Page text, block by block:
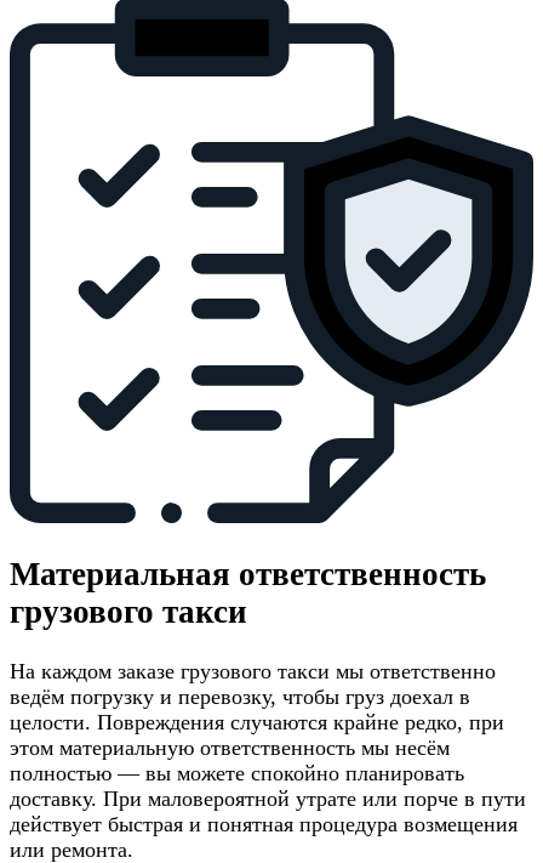
Материальная ответственность
грузового такси
На каждом заказе грузового такси мы ответственно
ведём погрузку и перевозку, чтобы груз доехал в
целости. Повреждения случаются крайне редко, при
этом материальную ответственность мы несём
полностью — вы можете спокойно планировать
доставку. При маловероятной утрате или порче в пути
действует быстрая и понятная процедура возмещения
или ремонта.